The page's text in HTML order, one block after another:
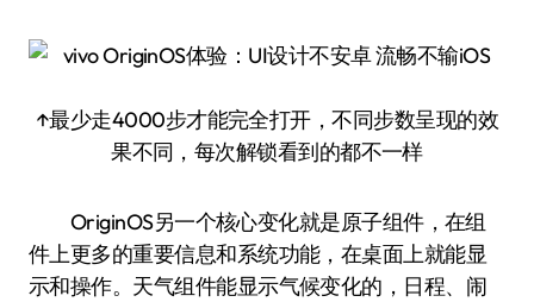
↑最少走4000步才能完全打开，不同步数呈现的效
果不同，每次解锁看到的都不一样
OriginOS另一个核心变化就是原子组件，在组
件上更多的重要信息和系统功能，在桌面上就能显
示和操作。天气组件能显示气候变化的，日程、闹